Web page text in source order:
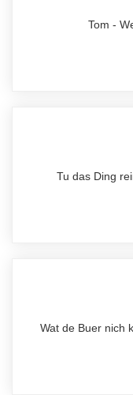
Tom -
Tu das Ding
Wat de Buer nich